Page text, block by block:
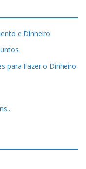
e Dinheiro
para Fazer o Dinheiro